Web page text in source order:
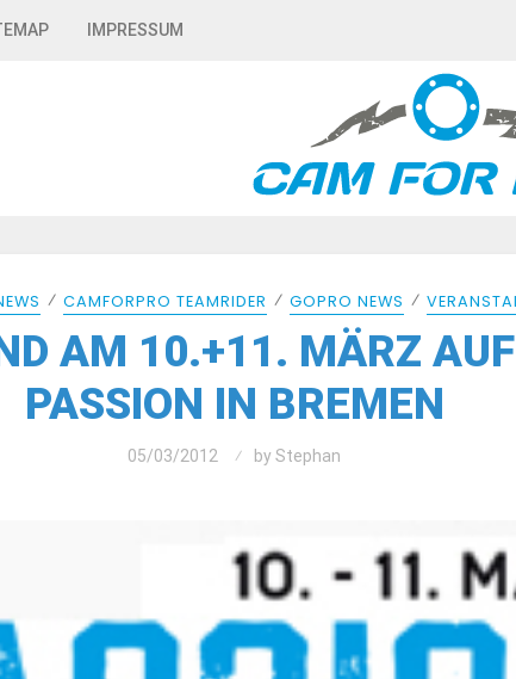
IMPRESSUM
⁄ CAMFORPRO TEAMRIDER ⁄ GOPRO NEWS ⁄
AM 10.+11. MÄRZ
PASSION IN BREMEN
05/03/2012 byStephan